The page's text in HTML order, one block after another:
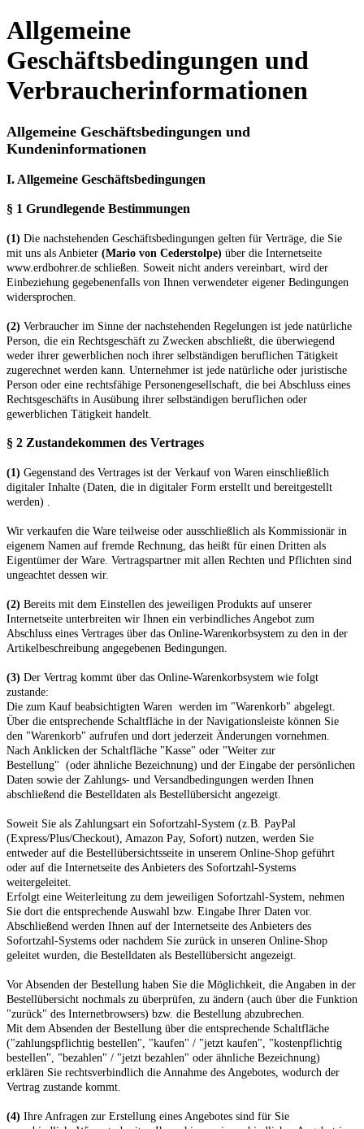
Allgemeine
Geschäftsbedingungen und
Verbraucherinformationen
Allgemeine Geschäftsbedingungen und
Kundeninformationen
I. Allgemeine Geschäftsbedingungen
§ 1 Grundlegende Bestimmungen
(1) Die nachstehenden Geschäftsbedingungen gelten für Verträge, die Sie
mit uns als Anbieter (Mario von Cederstolpe) über die Internetseite
www.erdbohrer.de schließen. Soweit nicht anders vereinbart, wird der
Einbeziehung gegebenenfalls von Ihnen verwendeter eigener Bedingungen
widersprochen.
(2) Verbraucher im Sinne der nachstehenden Regelungen ist jede natürliche
Person, die ein Rechtsgeschäft zu Zwecken abschließt, die überwiegend
weder ihrer gewerblichen noch ihrer selbständigen beruflichen Tätigkeit
zugerechnet werden kann. Unternehmer ist jede natürliche oder juristische
Person oder eine rechtsfähige Personengesellschaft, die bei Abschluss eines
Rechtsgeschäfts in Ausübung ihrer selbständigen beruflichen oder
gewerblichen Tätigkeit handelt.
§ 2 Zustandekommen des Vertrages
(1) Gegenstand des Vertrages ist der Verkauf von Waren einschließlich
digitaler Inhalte (Daten, die in digitaler Form erstellt und bereitgestellt
werden)
Wir verkaufen die Ware teilweise oder ausschließlich als Kommissionär in
eigenem Namen auf fremde Rechnung, das heißt für einen Dritten als
Eigentümer der Ware. Vertragspartner mit allen Rechten und Pflichten sind
ungeachtet dessen wir.
(2) Bereits mit dem Einstellen des jeweiligen Produkts auf unserer
Internetseite unterbreiten wir Ihnen ein verbindliches Angebot zum
Abschluss eines Vertrages über das Online-Warenkorbsystem zu den in der
Artikelbeschreibung angegebenen Bedingungen.
(3) Der Vertrag kommt über das Online-Warenkorbsystem wie folgt
zustande:
Die zum Kauf beabsichtigten Waren werden im "Warenkorb" abgelegt.
Über die entsprechende Schaltfläche in der Navigationsleiste können Sie
den "Warenkorb" aufrufen und dort jederzeit Änderungen vornehmen.
Nach Anklicken der Schaltfläche "Kasse" oder "Weiter zur
Bestellung" (oder ähnliche Bezeichnung) und der Eingabe der persönlichen
Daten sowie der Zahlungs- und Versandbedingungen werden Ihnen
abschließend die Bestelldaten als Bestellübersicht angezeigt.
Soweit Sie als Zahlungsart ein Sofortzahl-System (z.B. PayPal
(Express/Plus/Checkout), Amazon Pay, Sofort) nutzen, werden Sie
entweder auf die Bestellübersichtsseite in unserem Online-Shop geführt
oder auf die Internetseite des Anbieters des Sofortzahl-Systems
weitergeleitet.
Erfolgt eine Weiterleitung zu dem jeweiligen Sofortzahl-System, nehmen
Sie dort die entsprechende Auswahl bzw. Eingabe Ihrer Daten vor.
Abschließend werden Ihnen auf der Internetseite des Anbieters des
Sofortzahl-Systems oder nachdem Sie zurück in unseren Online-Shop
geleitet wurden, die Bestelldaten als Bestellübersicht angezeigt.
Vor Absenden der Bestellung haben Sie die Möglichkeit, die Angaben in der
Bestellübersicht nochmals zu überprüfen, zu ändern (auch über die Funktion
"zurück" des Internetbrowsers) bzw. die Bestellung abzubrechen.
Mit dem Absenden der Bestellung über die entsprechende Schaltfläche
("zahlungspflichtig bestellen", "kaufen" / "jetzt kaufen", "kostenpflichtig
bestellen", "bezahlen" / "jetzt bezahlen" oder ähnliche Bezeichnung)
erklären Sie rechtsverbindlich die Annahme des Angebotes, wodurch der
Vertrag zustande kommt.
(4) Ihre Anfragen zur Erstellung eines Angebotes sind für Sie